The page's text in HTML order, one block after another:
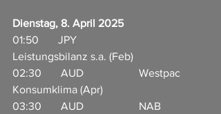
Dienstag, 8. April 2025
01:50       JPY
Leistungsbilanz s.a. (Feb)
02:30       AUD                    Westpac
Konsumklima (Apr)
03:30       AUD                    NAB